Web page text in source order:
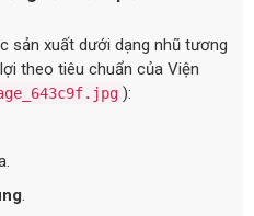
sản xuất dưới dạng nhũ tương
theo tiêu chuẩn của Viện
):